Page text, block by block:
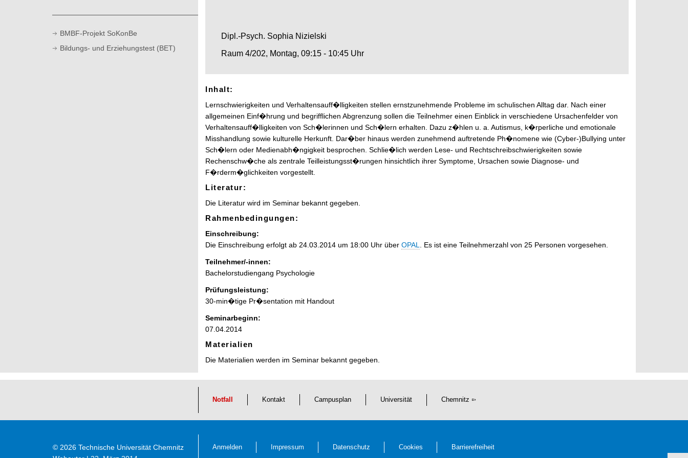
BMBF-Projekt SoKonBe
Bildungs- und Erziehungstest (BET)
Dipl.-Psych. Sophia Nizielski
Raum 4/202, Montag, 09:15 - 10:45 Uhr
Inhalt:
Lernschwierigkeiten und Verhaltensauff�lligkeiten stellen ernstzunehmende Probleme im schulischen Alltag dar. Nach einer
allgemeinen Einf�hrung und begrifflichen Abgrenzung sollen die Teilnehmer einen Einblick in verschiedene Ursachenfelder von
Verhaltensauff�lligkeiten von Sch�lerinnen und Sch�lern erhalten. Dazu z�hlen u. a. Autismus, k�rperliche und emotionale
Misshandlung sowie kulturelle Herkunft. Dar�ber hinaus werden zunehmend auftretende Ph�nomene wie (Cyber-)Bullying unter
Sch�lern oder Medienabh�ngigkeit besprochen. Schlie�lich werden Lese- und Rechtschreibschwierigkeiten sowie
Rechenschw�che als zentrale Teilleistungsst�rungen hinsichtlich ihrer Symptome, Ursachen sowie Diagnose- und
F�rderm�glichkeiten vorgestellt.
Literatur:
Die Literatur wird im Seminar bekannt gegeben.
Rahmenbedingungen:
Einschreibung:
Die Einschreibung erfolgt ab 24.03.2014 um 18:00 Uhr über OPAL . Es ist eine Teilnehmerzahl von 25 Personen vorgesehen.
Teilnehmer/-innen:
Bachelorstudiengang Psychologie
Prüfungsleistung:
30-min�tige Pr�sentation mit Handout
Seminarbeginn:
07.04.2014
Materialien
Die Materialien werden im Seminar bekannt gegeben.
Notfall Kontakt Campusplan Universität Chemnitz
Anmelden Impressum Datenschutz Cookies Barrierefreiheit
© 2026 Technische Universität Chemnitz